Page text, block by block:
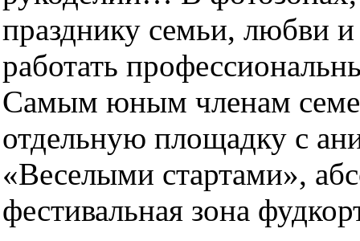
празднику семьи, любви
работать
Самым юным членам
отдельную площадку с
«Веселыми стартами»,
фестивальная зона